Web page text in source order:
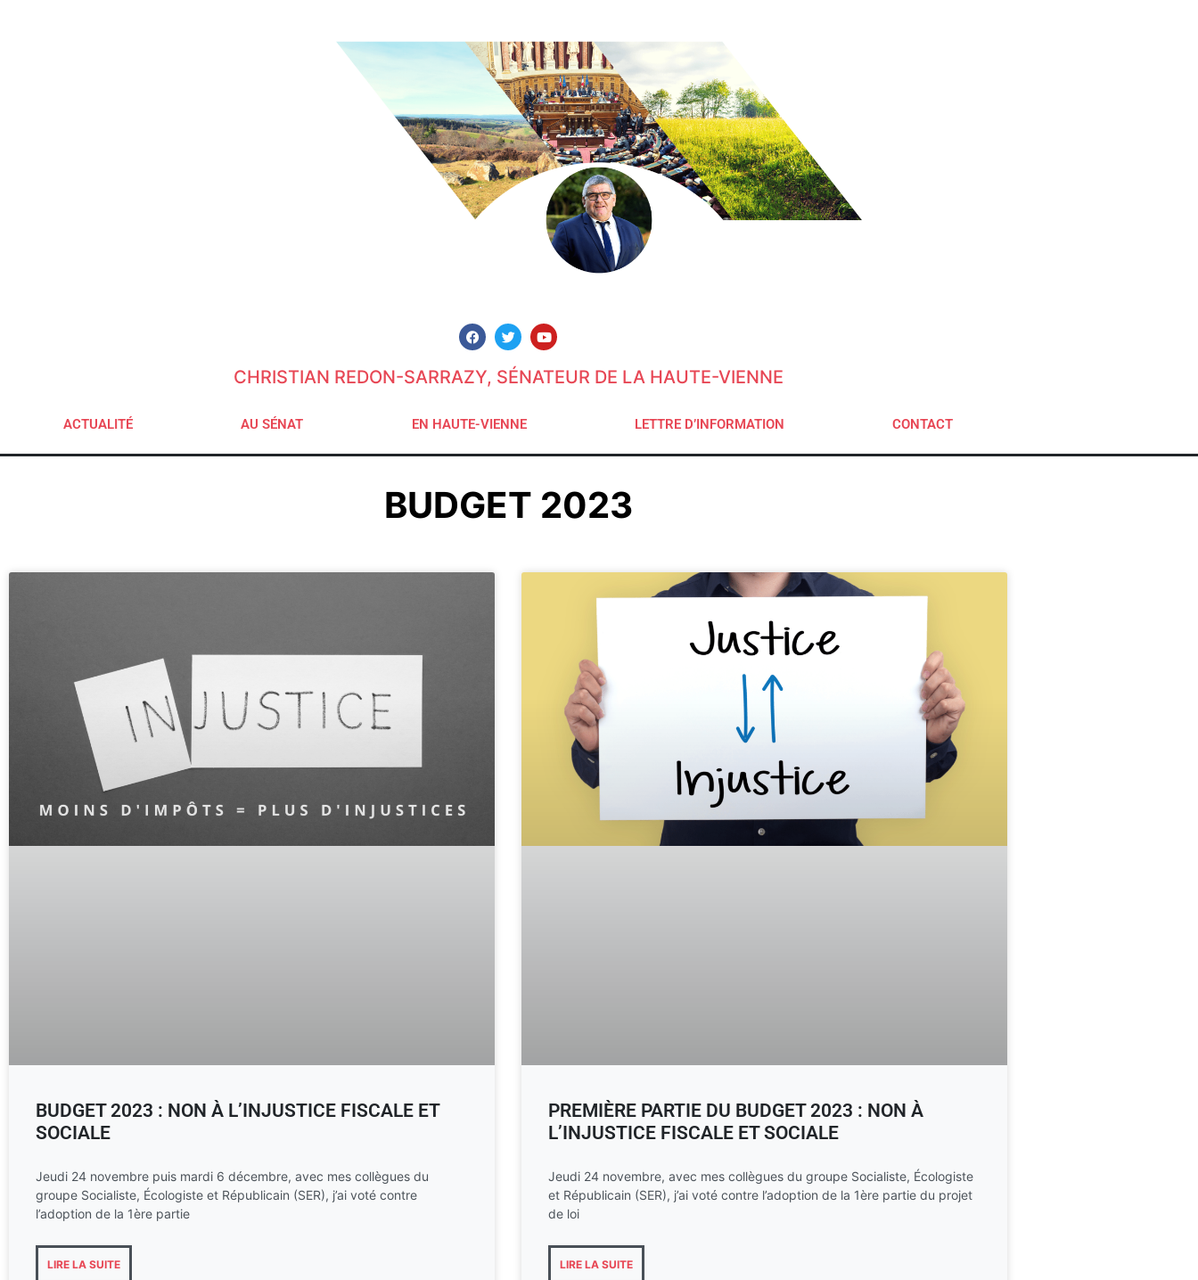
CHRISTIAN REDON-SARRAZY, SÉNATEUR DE LA HAUTE-VIENNE
ACTUALITÉ AU SÉNAT EN HAUTE-VIENNE LETTRE D’INFORMATION CONTACT
BUDGET 2023
BUDGET 2023 : NON À L’INJUSTICE FISCALE ET
SOCIALE
Jeudi 24 novembre puis mardi 6 décembre, avec mes collègues du
groupe Socialiste, Écologiste et Républicain (SER), j’ai voté contre
l’adoption de la 1ère partie
LIRE LA SUITE
PREMIÈRE PARTIE DU BUDGET 2023 : NON À
L’INJUSTICE FISCALE ET SOCIALE
Jeudi 24 novembre, avec mes collègues du groupe Socialiste, Écologiste
et Républicain (SER), j’ai voté contre l’adoption de la 1ère partie du projet
de loi
LIRE LA SUITE